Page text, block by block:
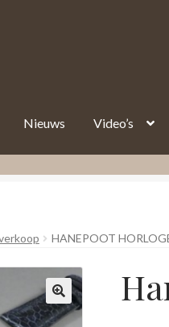
Nieuws Video’s
HANEPOOT